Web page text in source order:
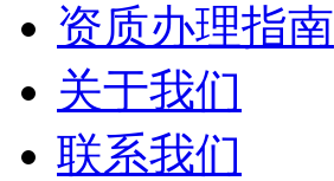
资质办理指南
关于我们
联系我们